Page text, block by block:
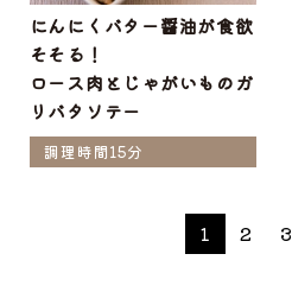
にんにくバター醤油が食欲
そそる！
ロース肉とじゃがいものガ
リバタソテー
調理時間15分
1 2 3